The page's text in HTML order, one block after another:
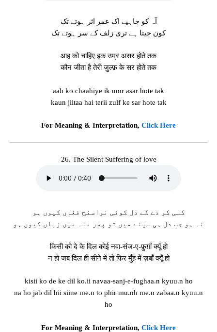
آہ کو چاہیے اک عمر اثر ہوتے تک
کون جیتا ہے تری زلف کے سر ہوتے تک
आह को चाहिए इक उम्र असर होते तक
कौन जीता है तेरी ज़ुल्फ़ के सर होते तक
aah ko chaahiye ik umr asar hote tak
kaun jiitaa hai terii zulf ke sar hote tak
For Meaning & Interpretation, Click Here
26. The Silent Suffering of love
کسی کو دے کے دل کوئی نواسنج فغاں کیوں ہو
نہ ہو جب دل ہی سینے میں تو پھر منہ میں زباں کیوں ہو
किसी को दे के दिल कोई नवा-संज-ए-फ़ुग़ाँ क्यूँ हो
न हो जब दिल ही सीने में तो फिर मुँह में ज़बाँ क्यूँ हो
kisii ko de ke dil ko.ii navaa-sanj-e-fughaa.n kyuu.n ho
na ho jab dil hii siine me.n to phir mu.nh me.n zabaa.n kyuu.n
ho
For Meaning & Interpretation, Click Here